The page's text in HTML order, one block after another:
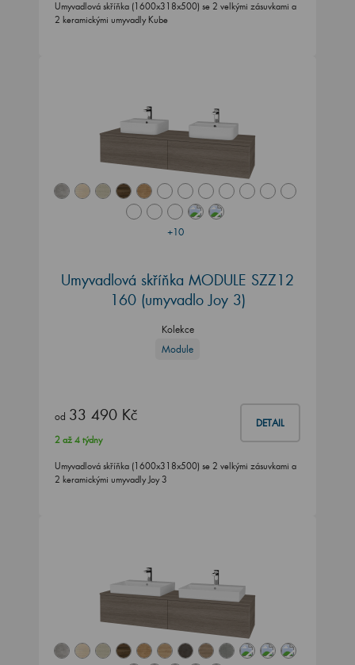
Umyvadlová skříňka (1600x318x500) se 2 velkými zásuvkami a
2 keramickými umyvadly Kube
+10
Umyvadlová skříňka MODULE SZZ12
160 (umyvadlo Joy 3)
Kolekce
Module
od 33 490 Kč DETAIL
2 až 4 týdny
Umyvadlová skříňka (1600x318x500) se 2 velkými zásuvkami a
2 keramickými umyvadly Joy 3